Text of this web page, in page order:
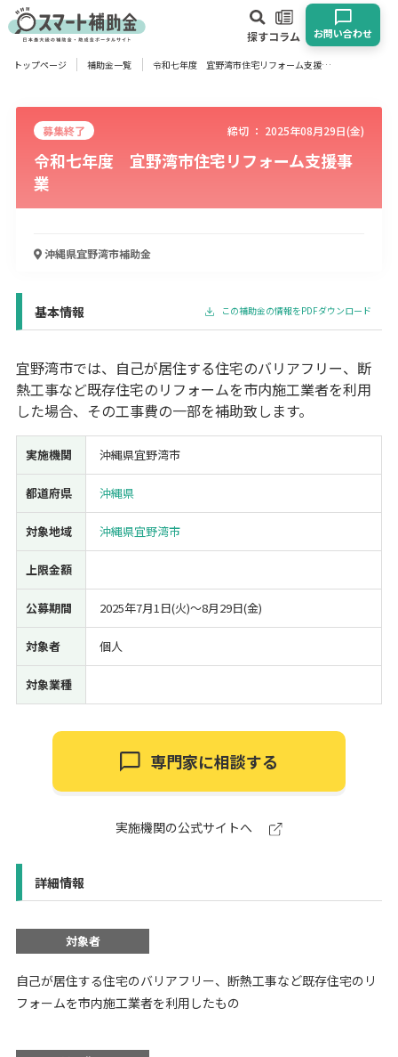
探すコラム お問い合わせ
対象
企業 団体 個人 その他
エリア
業種
建設･不動産業
医療･福祉 農業･林業
漁業
使い道
販路拡大 海外展開
人材採用・雇用
人材育成・福利厚生
起業・創業
事業承継 災害・被災者支援
コロナ関連
環境・省エネ
テレワーク
受付中のみ
トップページ 補助金一覧 令和七年度 宜野湾市住宅リフォーム支援事業
募集終了 締切 ： 2025年08月29日(金)
令和七年度 宜野湾市住宅リフォーム支援事
業
沖縄県宜野湾市補助金
基本情報 この補助金の情報をPDFダウンロード
宜野湾市では、自己が居住する住宅のバリアフリー、断
熱工事など既存住宅のリフォームを市内施工業者を利用
した場合、その工事費の一部を補助致します。
実施機関 沖縄県宜野湾市
都道府県 沖縄県
対象地域 沖縄県宜野湾市
上限金額
公募期間 2025年7月1日(火)〜8月29日(金)
対象者 個人
対象業種
専門家に相談する
実施機関の公式サイトへ
詳細情報
対象者
自己が居住する住宅のバリアフリー、断熱工事など既存住宅のリ
フォームを市内施工業者を利用したもの